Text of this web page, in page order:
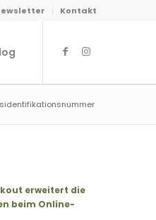
Kontakt
erweitert die
beim Online-